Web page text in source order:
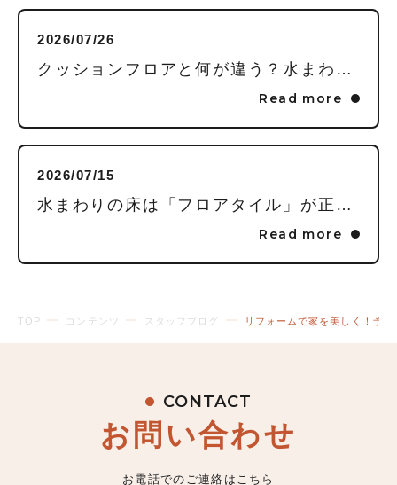
2026/07/26
クッションフロアと何が違う？水まわりの床に「フロアタイル」を推す理由
Read more
2026/07/15
水まわりの床は「フロアタイル」が正解！家事が劇的にラクになる3つの理由
Read more
TOP コンテンツ スタッフブログ リフォームで家を美しく！予
CONTACT
お問い合わせ
お電話でのご連絡はこちら